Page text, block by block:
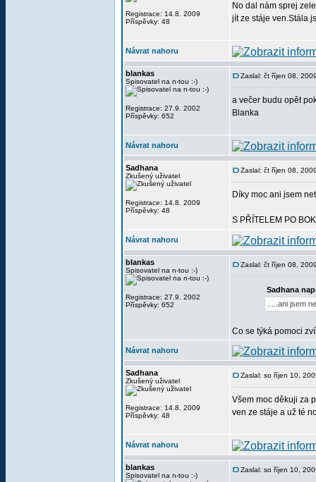
Registrace: 14.8. 2009
Příspěvky: 48
No dal nám sprej
jít ze stáje ven.Stála
Návrat nahoru
blankas
Spisovatel na n-tou :-)
Registrace: 27.9. 2002
Příspěvky: 652
Zaslal: čt říjen 08,
a večer budu opět
Blanka
Návrat nahoru
Sadhana
Zkušený uživatel
Registrace: 14.8. 2009
Příspěvky: 48
Zaslal: čt říjen 08,
Díky moc ani jsem
S PŘÍTELEM PO
Návrat nahoru
blankas
Spisovatel na n-tou :-)
Registrace: 27.9. 2002
Příspěvky: 652
Zaslal: čt říjen 08,
Sadhana
.....ani jsem
Co se týká pomoci
Návrat nahoru
Sadhana
Zkušený uživatel
Registrace: 14.8. 2009
Příspěvky: 48
Zaslal: so říjen 10,
Všem moc děkuji za
ven ze stáje a už té
Návrat nahoru
blankas
Spisovatel na n-tou :-)
Zaslal: so říjen 10,